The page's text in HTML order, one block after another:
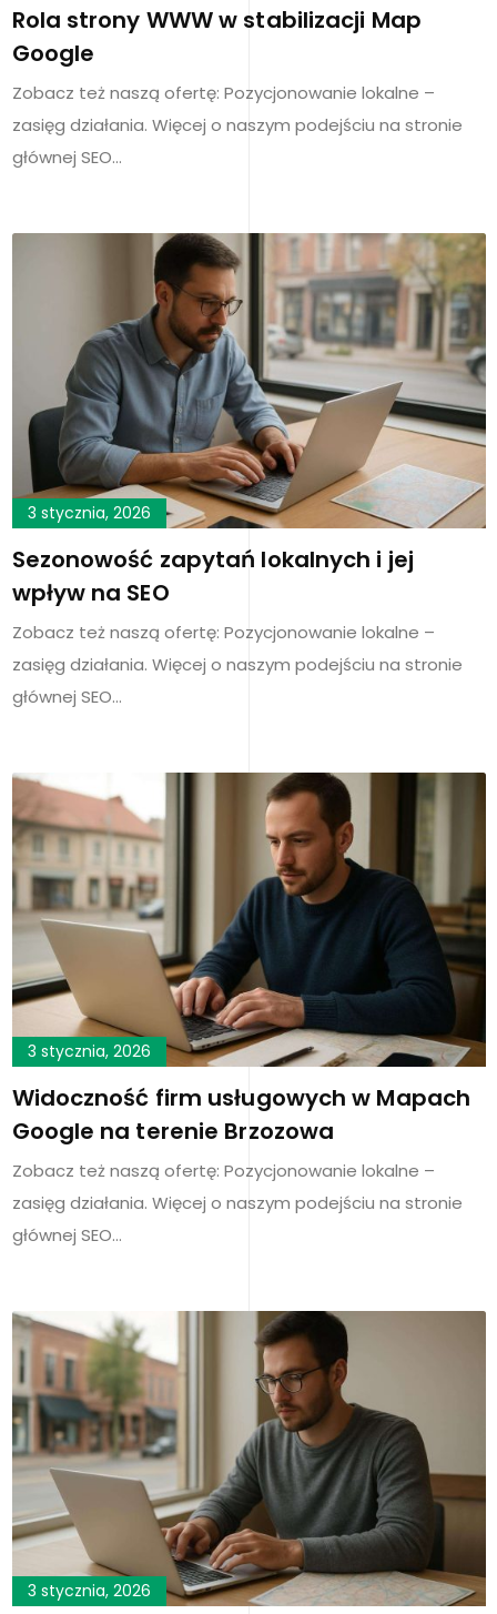
Rola strony WWW w stabilizacji Map
Google
Zobacz też naszą ofertę: Pozycjonowanie lokalne –
zasięg działania. Więcej o naszym podejściu na stronie
głównej SEO…
3 stycznia, 2026
Sezonowość zapytań lokalnych i jej
wpływ na SEO
Zobacz też naszą ofertę: Pozycjonowanie lokalne –
zasięg działania. Więcej o naszym podejściu na stronie
głównej SEO…
3 stycznia, 2026
Widoczność firm usługowych w Mapach
Google na terenie Brzozowa
Zobacz też naszą ofertę: Pozycjonowanie lokalne –
zasięg działania. Więcej o naszym podejściu na stronie
głównej SEO…
3 stycznia, 2026